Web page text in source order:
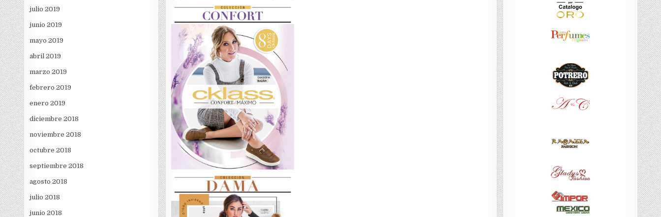
julio 2019
junio 2019
mayo 2019
abril 2019
marzo 2019
febrero 2019
enero 2019
diciembre 2018
noviembre 2018
octubre 2018
septiembre 2018
agosto 2018
julio 2018
junio 2018